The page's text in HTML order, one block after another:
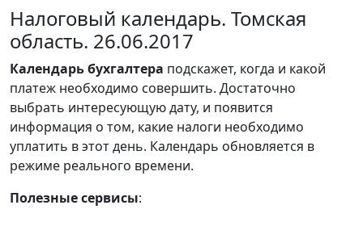
Налоговый календарь. Томская
область. 26.06.2017
Календарьбухгалтера подскажет, когда и какой
платеж необходимо совершить. Достаточно
выбрать интересующую дату, и появится
информация о том, какие налоги необходимо
уплатить в этот день. Календарь обновляется в
режиме реального времени.
Полезные сервисы: